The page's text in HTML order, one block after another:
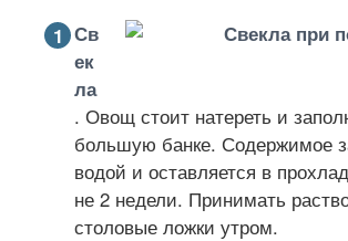
Св
ек
ла
. Овощ стоит натереть и
большую банке. Содержимое
водой и оставляется в
не 2 недели. Принимать
столовые ложки утром.